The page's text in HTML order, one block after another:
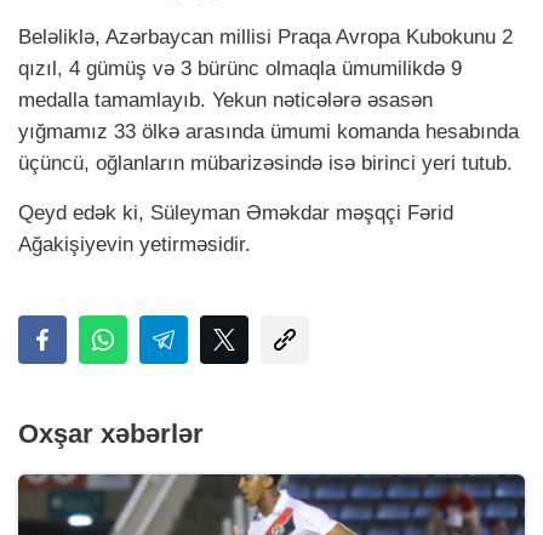
Beləliklə, Azərbaycan millisi Praqa Avropa Kubokunu 2
qızıl, 4 gümüş və 3 bürünc olmaqla ümumilikdə 9
medalla tamamlayıb. Yekun nəticələrə əsasən
yığmamız 33 ölkə arasında ümumi komanda hesabında
üçüncü, oğlanların mübarizəsində isə birinci yeri tutub.
Qeyd edək ki, Süleyman Əməkdar məşqçi Fərid
Ağakişiyevin yetirməsidir.
Oxşar xəbərlər